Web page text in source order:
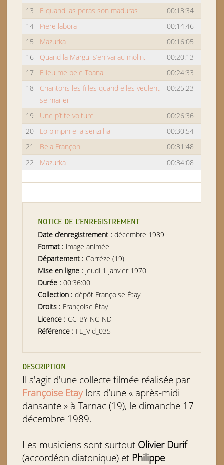
13
E quand las peras son maduras
00:13:34
14
Piere labora
00:14:46
15
Mazurka
00:16:05
16
Quand la Margui s’en vai au molin.
00:20:13
17
E ieu me pele Toana
00:24:33
18
Chantons les filles quand elles veulent
se marier
00:25:23
19 Une p’tite voiture
00:26:36
20
Lo pimpin e la senzilha
00:30:54
21
Bela Françon
00:31:48
22
Mazurka 00:34:08
NOTICE DE L’ENREGISTREMENT
Date d’enregistrement : décembre 1989
Format : image animée
Département : Corrèze (19)
Mise en ligne : jeudi 1 janvier 1970
Durée : 00:36:00
Collection : dépôt Françoise Étay
Droits : Françoise Étay
Licence : CC-BY-NC-ND
Référence : FE_Vid_035
DESCRIPTION
Il s'agit d'une collecte filmée réalisée par
Françoise Etaylors d’une « après-midi
dansante » à Tarnac (19), le dimanche 17
décembre 1989.
Les musiciens sont surtout Olivier Durif
(accordéon diatonique) et Philippe